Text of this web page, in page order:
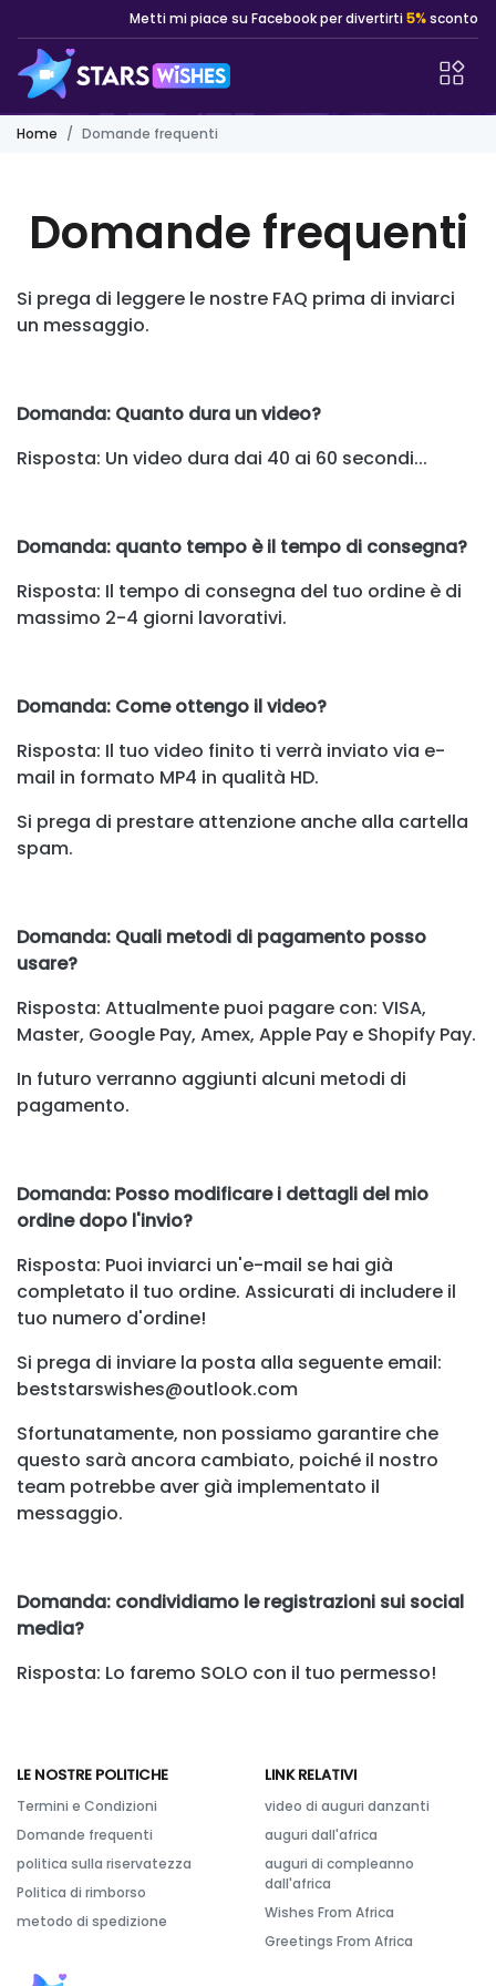
Metti mi piace su Facebook per divertirti5%sconto
Home Domande frequenti
Domande frequenti
Si prega di leggere le nostre FAQ prima di inviarci
un messaggio.
Domanda: Quanto dura un video?
Risposta: Un video dura dai 40 ai 60 secondi...
Domanda: quanto tempo è il tempo di consegna?
Risposta: Il tempo di consegna del tuo ordine è di
massimo 2-4 giorni lavorativi.
Domanda: Come ottengo il video?
Risposta: Il tuo video finito ti verrà inviato via e-
mail in formato MP4 in qualità HD.
Si prega di prestare attenzione anche alla cartella
spam.
Domanda: Quali metodi di pagamento posso
usare?
Risposta: Attualmente puoi pagare con: VISA,
Master, Google Pay, Amex, Apple Pay e Shopify Pay.
In futuro verranno aggiunti alcuni metodi di
pagamento.
Domanda: Posso modificare i dettagli del mio
ordine dopo l'invio?
Risposta: Puoi inviarci un'e-mail se hai già
completato il tuo ordine. Assicurati di includere il
tuo numero d'ordine!
Si prega di inviare la posta alla seguente email:
beststarswishes@outlook.com
Sfortunatamente, non possiamo garantire che
questo sarà ancora cambiato, poiché il nostro
team potrebbe aver già implementato il
messaggio.
Domanda: condividiamo le registrazioni sui social
media?
Risposta: Lo faremo SOLO con il tuo permesso!
LE NOSTRE POLITICHE
Termini e Condizioni
Domande frequenti
politica sulla riservatezza
Politica di rimborso
metodo di spedizione
LINK RELATIVI
video di auguri danzanti
auguri dall'africa
auguri di compleanno
dall'africa
Wishes From Africa
Greetings From Africa